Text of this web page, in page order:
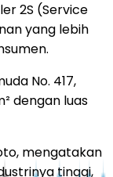
2S (Service
yang lebih
No. 417,
dengan luas
mengatakan
tinggi,